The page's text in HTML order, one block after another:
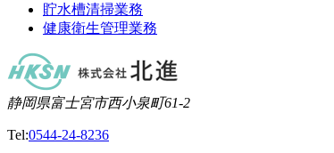
貯水槽清掃業務
健康衛生管理業務
静岡県富士宮市西小泉町61-2
Tel:0544-24-8236